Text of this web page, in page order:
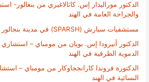
الدكتور موراليدار إس. كاثالاغيري من بنغالور-
والجراحة العامة في الهند
مستشفيات سبارش (SPARSH) في مدينة بنجالور
الدكتور أنيرودا إس. بويان من مومباي – استشاري
الدموية الطرفية في الهند
الدكتورة فروندا كارانججاوكار من مومباي –
النسائية في الهند